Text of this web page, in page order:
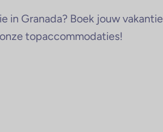
in Granada? Boek jouw vakantie
topaccommodaties!